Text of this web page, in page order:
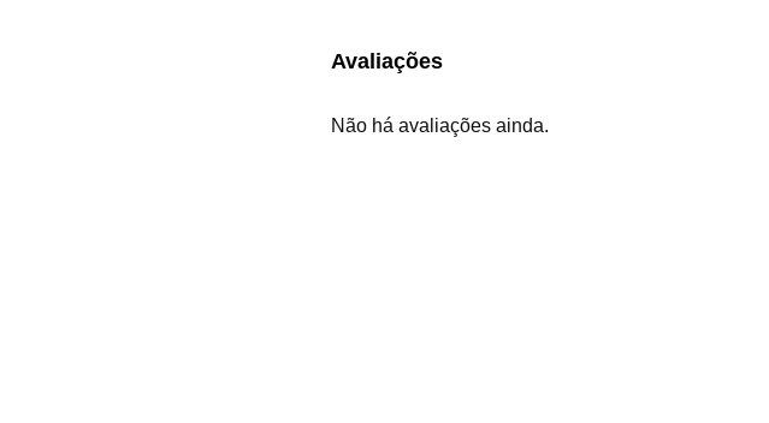
Avaliações
Não há avaliações ainda.